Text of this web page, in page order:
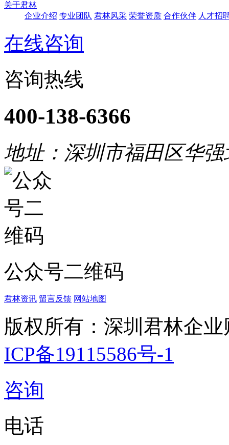
关于君林
企业介绍 专业团队 君林风采 荣誉资质 合作伙伴 人才招
在线咨询
咨询热线
400-138-6366
地址：深圳市福田区华
公众号二维码
君林资讯 留言反馈 网站地图
版权所有：深圳君林企
ICP备19115586号-1
咨询
电话